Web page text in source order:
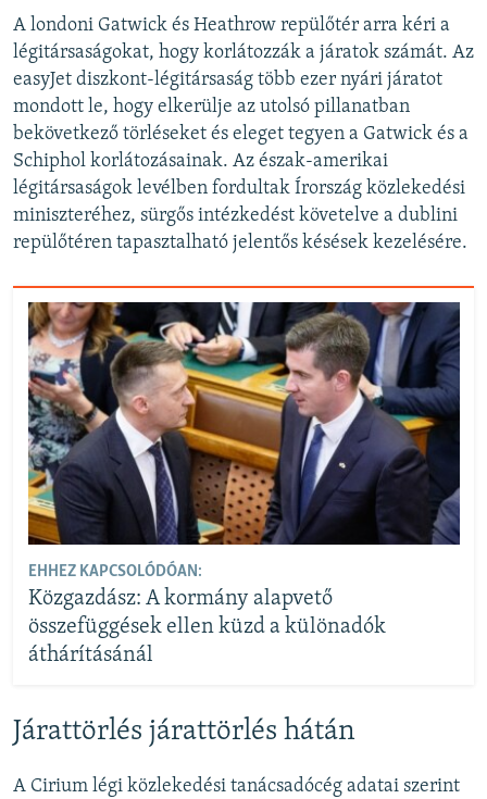
A londoni Gatwick és Heathrow repülőtér arra kéri a
légitársaságokat, hogy korlátozzák a járatok számát. Az
easyJet diszkont-légitársaság több ezer nyári járatot
mondott le, hogy elkerülje az utolsó pillanatban
bekövetkező törléseket és eleget tegyen a Gatwick és a
Schiphol korlátozásainak. Az észak-amerikai
légitársaságok levélben fordultak Írország közlekedési
miniszteréhez, sürgős intézkedést követelve a dublini
repülőtéren tapasztalható jelentős késések kezelésére.
EHHEZ KAPCSOLÓDÓAN:
Közgazdász: A kormány alapvető
összefüggések ellen küzd a különadók
áthárításánál
Járattörlés járattörlés hátán
A Cirium légi közlekedési tanácsadócég adatai szerint